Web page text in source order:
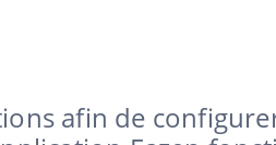
afin de